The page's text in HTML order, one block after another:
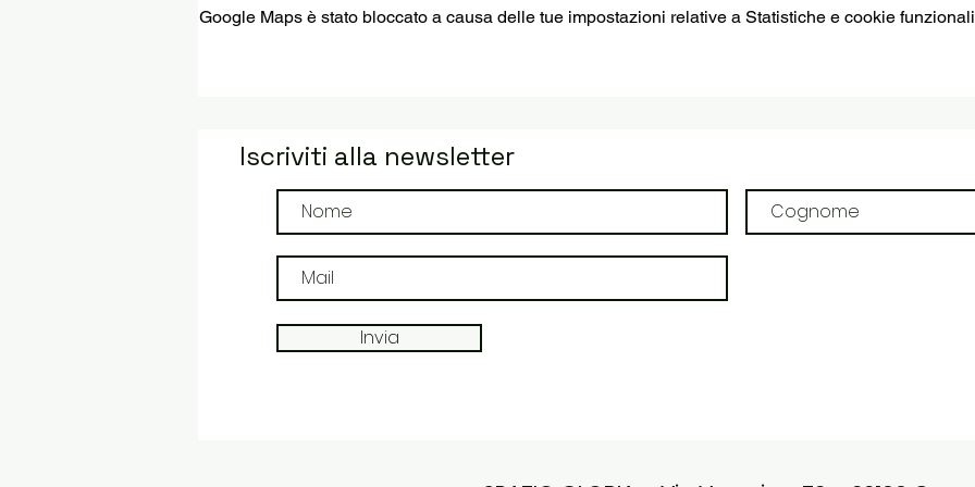
Google Maps è stato bloccato a causa delle tue impostazioni relative a Statistiche e cookie
Iscriviti alla newsletter
Invia